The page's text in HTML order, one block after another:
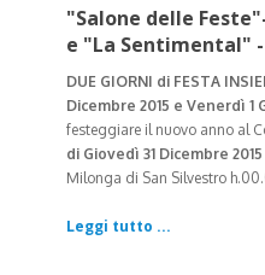
"Salone delle
e "La Sentimental"
DUE GIORNI di FESTA
Dicembre 2015 e Venerdì 1
festeggiare il nuovo anno al
di Giovedì 31 Dicembre 2015
Milonga di San Silvestro
Leggi tutto ...